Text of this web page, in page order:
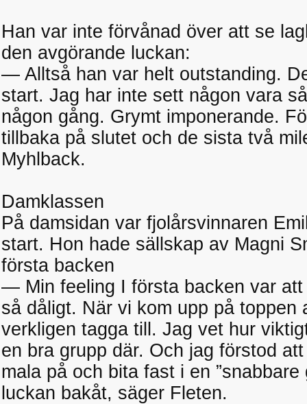
Han var inte förvånad över att se
den avgörande luckan:
— Alltså han var helt outstanding.
start. Jag har inte sett någon vara
någon gång. Grymt imponerande.
tillbaka på slutet och de sista två
Myhlback.
Damklassen
På damsidan var fjolårsvinnaren
start. Hon hade sällskap av Magni
första backen
— Min feeling I första backen var
så dåligt. När vi kom upp på toppen
verkligen tagga till. Jag vet hur
en bra grupp där. Och jag förstod
mala på och bita fast i en
luckan bakåt, säger Fleten.